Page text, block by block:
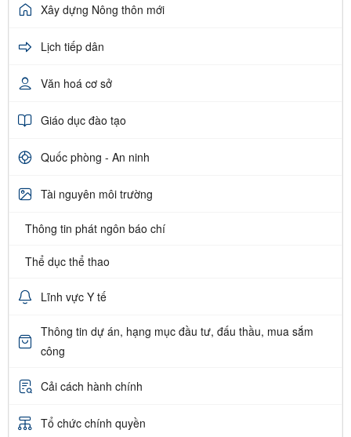
Xây dựng Nông thôn mới
Lịch tiếp dân
Văn hoá cơ sở
Giáo dục đào tạo
Quốc phòng - An ninh
Tài nguyên môi trường
Thông tin phát ngôn báo chí
Thể dục thể thao
Lĩnh vực Y tế
Thông tin dự án, hạng mục đầu tư, đấu thầu, mua sắm
công
Cải cách hành chính
Tổ chức chính quyền